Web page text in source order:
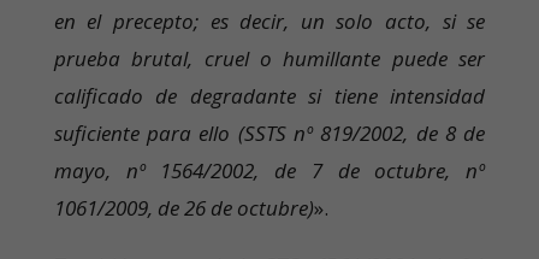
en el precepto; es decir, un solo acto, si se
prueba brutal, cruel o humillante puede ser
calificado de degradante si tiene intensidad
suficiente para ello (SSTS nº 819/2002, de 8 de
mayo, nº 1564/2002, de 7 de octubre, nº
1061/2009, de 26 de octubre)».